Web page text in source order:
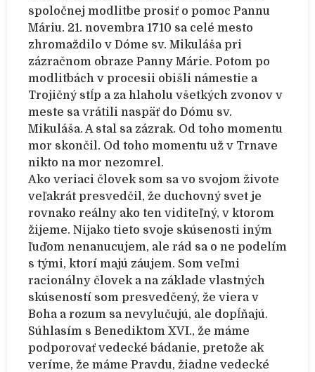
spoločnej modlitbe prosiť o pomoc Pannu
Máriu. 21. novembra 1710 sa celé mesto
zhromaždilo v Dóme sv. Mikuláša pri
zázračnom obraze Panny Márie. Potom po
modlitbách v procesii obišli námestie a
Trojičný stĺp a za hlaholu všetkých zvonov v
meste sa vrátili naspäť do Dómu sv.
Mikuláša. A stal sa zázrak. Od toho momentu
mor skončil. Od toho momentu už v Trnave
nikto na mor nezomrel.
Ako veriaci človek som sa vo svojom živote
veľakrát presvedčil, že duchovný svet je
rovnako reálny ako ten viditeľný, v ktorom
žijeme. Nijako tieto svoje skúsenosti iným
ľuďom nenanucujem, ale rád sa o ne podelím
s tými, ktorí majú záujem. Som veľmi
racionálny človek a na základe vlastných
skúseností som presvedčený, že viera v
Boha a rozum sa nevylučujú, ale dopĺňajú.
Súhlasím s Benediktom XVI., že máme
podporovať vedecké bádanie, pretože ak
veríme, že máme Pravdu, žiadne vedecké